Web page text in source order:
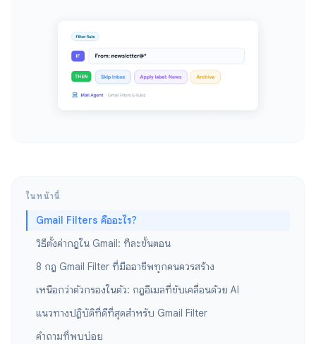
ในหน้านี้
Gmail Filters คืออะไร?
วิธีตั้งค่ากฎใน Gmail: ทีละขั้นตอน
8 กฎ Gmail Filter ที่มืออาชีพทุกคนควรสร้าง
เหนือกว่าตัวกรองในตัว: กฎอีเมลที่ขับเคลื่อนด้วย AI
แนวทางปฏิบัติที่ดีที่สุดสำหรับ Gmail Filter
คำถามที่พบบ่อย